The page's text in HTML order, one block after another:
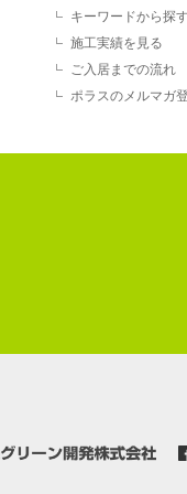
キーワードから探
施工実績を見る
ご入居までの流れ
ポラスのメルマガ